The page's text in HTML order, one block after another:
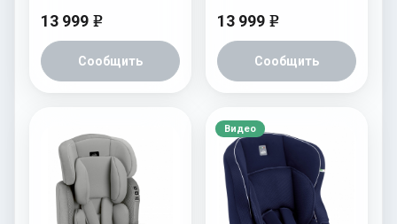
13 999 e
Сообщить
13 999 e
Сообщить
Видео